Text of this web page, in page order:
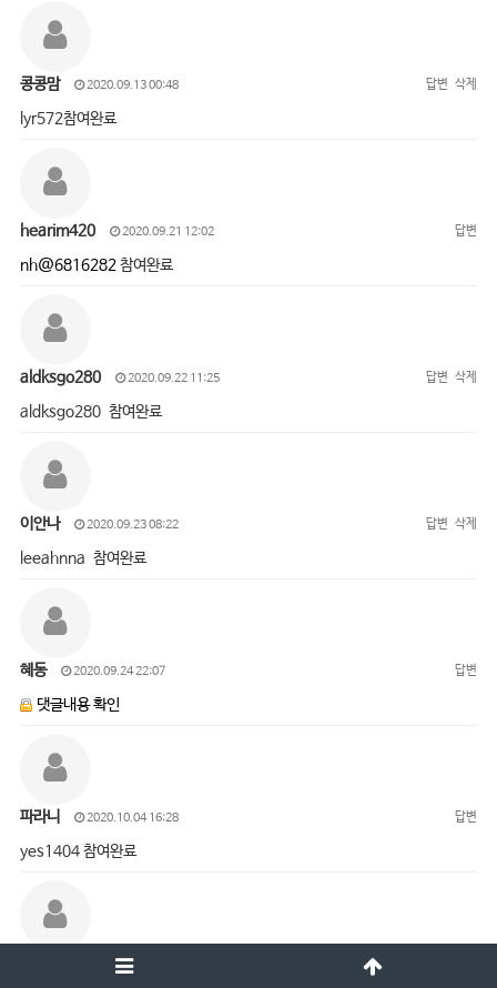
콩콩맘 2020.09.13 00:48 답변 삭제
lyr572참여완료
hearim420 2020.09.21 12:02 답변
nh@6816282참여완료
aldksgo280 2020.09.22 11:25 답변 삭제
aldksgo280 참여완료
이안나 2020.09.23 08:22 답변 삭제
leeahnna 참여완료
혜동 2020.09.24 22:07 답변
댓글내용 확인
파라니 2020.10.04 16:28 답변
yes1404 참여완료
2020.10.05 15:01